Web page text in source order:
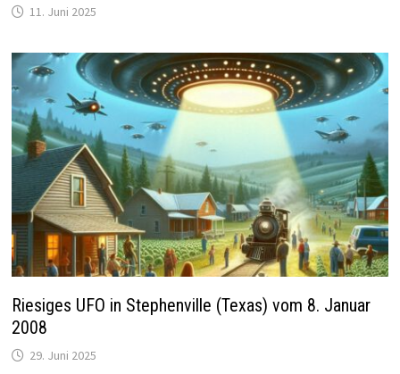
11. Juni 2025
Riesiges UFO in Stephenville (Texas) vom 8. Januar
2008
29. Juni 2025